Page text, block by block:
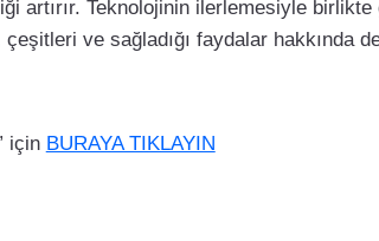
artırır. Teknolojinin ilerlemesiyle
ve sağladığı faydalar hakkında
için BURAYA TIKLAYIN